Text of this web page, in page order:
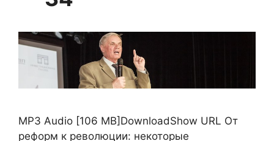
MP3 Audio [106 MB]DownloadShow URL От
реформ к революции: некоторые